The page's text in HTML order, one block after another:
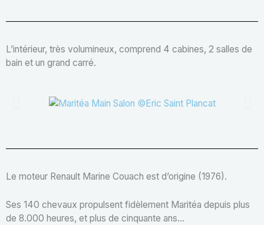
L’intérieur, très volumineux, comprend 4 cabines, 2 salles de
bain et un grand carré.
Le moteur Renault Marine Couach est d’origine (1976).
Ses 140 chevaux propulsent fidèlement Maritéa depuis plus
de 8.000 heures, et plus de cinquante ans…